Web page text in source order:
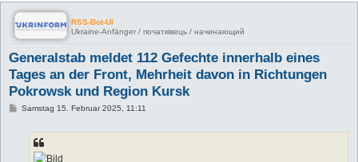
RSS-Bot-UI
Ukraine-Anfänger / початківець / начинающий
Generalstab meldet 112 Gefechte innerhalb eines
Tages an der Front, Mehrheit davon in Richtungen
Pokrowsk und Region Kursk
BSamstag 15. Februar 2025, 11:11